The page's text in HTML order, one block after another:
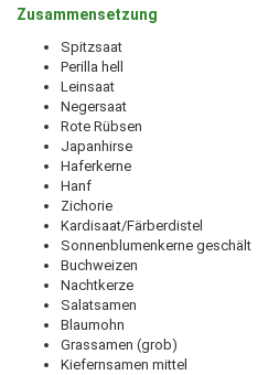
Zusammensetzung
Spitzsaat
Perilla hell
Leinsaat
Negersaat
Rote Rübsen
Japanhirse
Haferkerne
Hanf
Zichorie
Kardisaat/Färberdistel
Sonnenblumenkerne geschält
Buchweizen
Nachtkerze
Salatsamen
Blaumohn
Grassamen (grob)
Kiefernsamen mittel